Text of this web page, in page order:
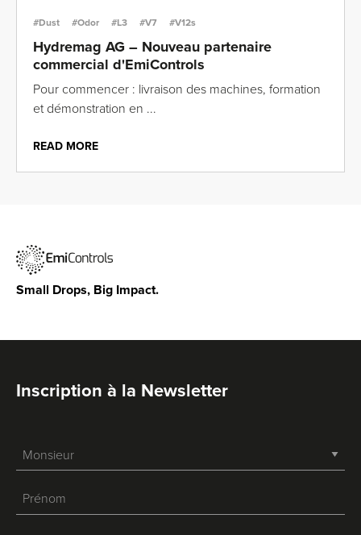
#Dust #Odor #L3 #V7 #V12s
Hydremag AG – Nouveau partenaire
commercial d'EmiControls
Pour commencer : livraison des machines, formation
et démonstration en ...
READ MORE
Small Drops, Big Impact.
Inscription à la Newsletter